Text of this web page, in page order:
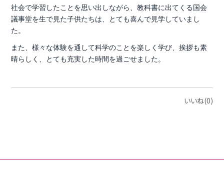
社会で学習したことを思い出しながら、教科書に出てくる国会
議事堂を生で見た子供たちは、とても喜んで見学していまし
た。
また、様々な体験を通して科学のことを楽しく学び、挨拶も素
晴らしく、とても充実した時間を過ごせました。
いいね(0)